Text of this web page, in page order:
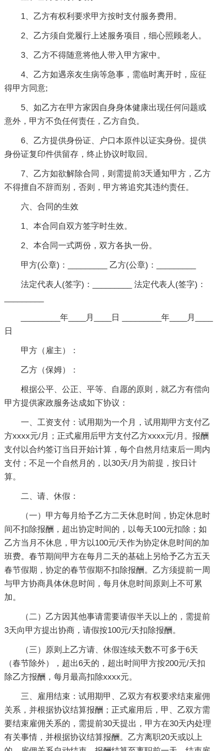
1、乙方有权利要求甲方按时支付服务费用。
2、乙方须自觉履行上述服务项目，细心照顾老人。
3、乙方不得随意将他人带入甲方家中。
4、乙方如遇亲友生病等急事，需临时离开时，应征
得甲方同意;
5、如乙方在甲方家因自身身体健康出现任何问题或
意外，甲方不负任何责任，乙方自负。
6、乙方提供身份证、户口本原件以证实身份。提供
身份证复印件供留存，终止协议时取回。
7、乙方如欲解除合同，则需提前3天通知甲方，乙方
不得擅自不辞而别，否则，甲方将追究其违约责任。
六、合同的生效
1、本合同自双方签字时生效。
2、本合同一式两份，双方各执一份。
甲方(公章)：_________ 乙方(公章)：_________
法定代表人(签字)：_________ 法定代表人(签字)：
_________年____月____日 _________年____月____
日
甲方（雇主）：
乙方（保姆）：
根据公平、公正、平等、自愿的原则，就乙方有偿向
甲方提供家政服务达成如下协议：
一、工资支付：试用期为一个月，试用期甲方支付乙
方xxxx元/月；正式雇用后甲方支付乙方xxxx元/月。报酬
支付以合约签订当日开始计算，每个自然月结束后一周内
支付；不足一个自然月的，以30天/月为前提，按日计
算。
二、请、休假：
（一）甲方每月给予乙方二天休息时间，协定休息时
间不扣除报酬，超出协定时间的，以每天100元扣除；如
乙方当月不休息，甲方以100元/天作为协定休息时间的加
班费。春节期间甲方在每月二天的基础上另给予乙方五天
春节假期，协定的春节假期不扣除报酬。乙方须提前一周
与甲方协商具体休息时间，每月休息时间原则上不可累
加。
（二）乙方因其他事请需要请假半天以上的，需提前
3天向甲方提出协商，请假按100元/天扣除报酬。
（三）原则上乙方请、休假连续天数不可多于6天
（春节除外），超出6天的，超出时间甲方按200元/天扣
除乙方报酬，每月最高扣除xxxx元。
三、雇用结束：试用期甲、乙双方有权要求结束雇佣
关系，并根据协议结算报酬；正式雇用后，甲、乙双方需
要结束雇佣关系的，需提前30天提出，甲方在30天内处理
有关事情，并根据协议结算报酬。乙方离职20天或以上